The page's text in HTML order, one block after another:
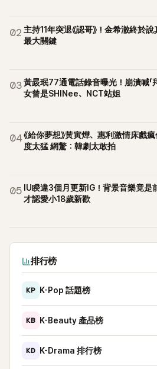
智英兩位女成員，以及張錫炫、
李智惠言語辱罵、動手等爭議，最終
體解散後，李智惠轉型 solo，靠著
藝圈。據悉，她當年能加入 S#arp，
女兒，一家四口生活幸福美滿。如今
目，她經營的 YouTube 頻道也即將
02 主持11年突退《認哥》！金希澈終於
最大關鍵
03黃晸珉77通電話錄音曝光！崩潰喊「
女曾是SHINee、NCT站姐
04《給你夢想》黃寅燁、惠利激情床戲
度太猛 網驚：韓劇太敢拍
05 IU睽違3個月更新IG！背景音樂竟是
才認愛小18歲新歡
排行榜
KP K-Pop 話題榜
KB K-Beauty 產品榜
KD K-Drama 排行榜